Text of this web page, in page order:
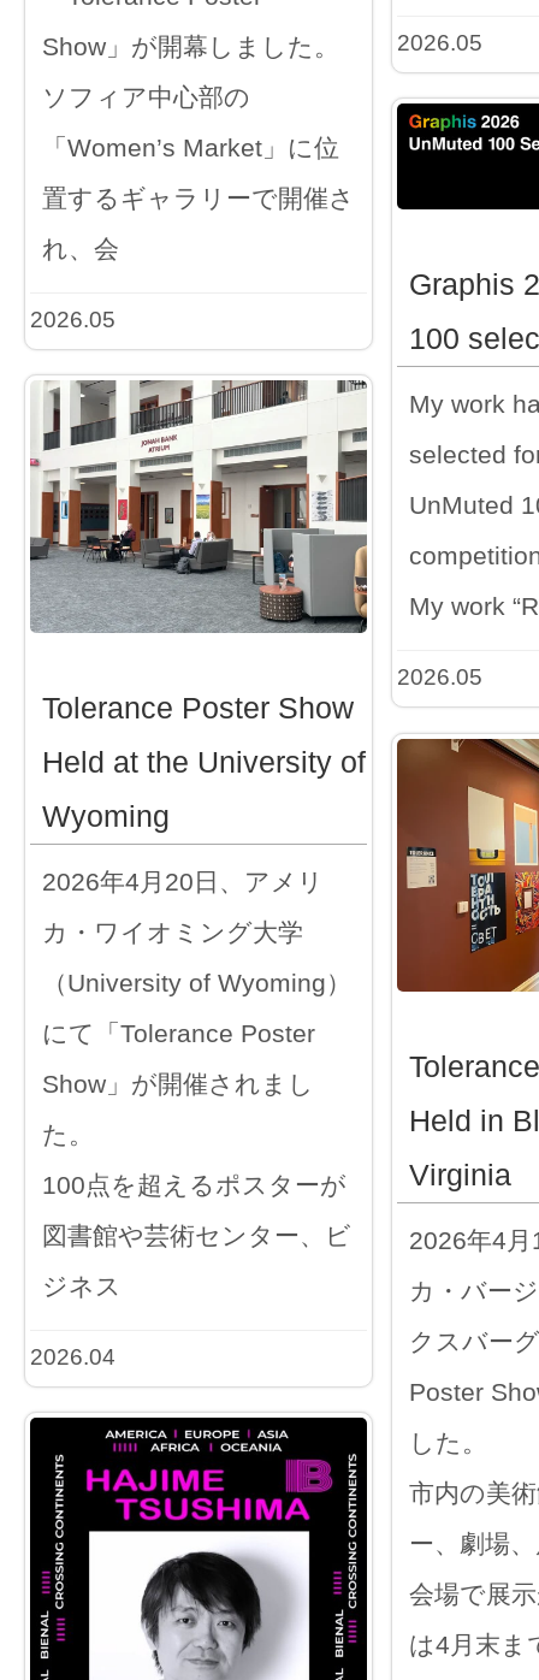
2026.05
Show」が開幕しました。
ソフィア中心部の
「Women’s Market」に位
置するギャラリーで開催さ
れ、会
2026.05
Graphis
100
My work
selected
UnMuted
My work
2026.05
Tolerance Poster Show
Held at the University of
Wyoming
2026年4月20日、アメリ
カ・ワイオミング大学
（University of Wyoming）
にて「Tolerance Poster
Show」が開催されまし
た。
100点を超えるポスターが
図書館や芸術センター、ビ
ジネス
2026.04
Held in
Virginia
2026年4
カ・バー
クスバー
Poster
した。
市内の美
ー、劇場
会場で展
は4月末ま